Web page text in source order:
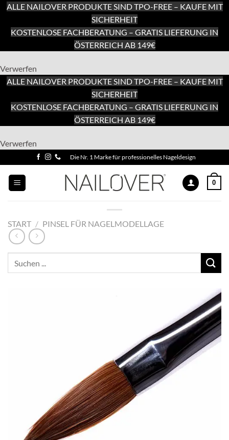
ALLE NAILOVER PRODUKTE SIND TPO-FREE – KAUFE MIT
SICHERHEIT
KOSTENLOSE FACHBERATUNG – GRATIS LIEFERUNG IN
ÖSTERREICH AB 149€
Verwerfen
ALLE NAILOVER PRODUKTE SIND TPO-FREE – KAUFE MIT
SICHERHEIT
KOSTENLOSE FACHBERATUNG – GRATIS LIEFERUNG IN
ÖSTERREICH AB 149€
Verwerfen
Inhalt
Inhalt
springen
Die Nr. 1 Marke für professionelles Nageldesign
0
START / PINSEL FÜR NAGELMODELLAGE